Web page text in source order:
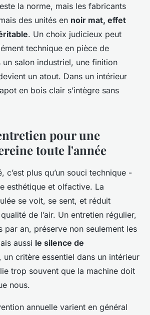
la norme, mais les fabricants
des unités en noir mat, effet
. Un choix judicieux peut
technique en pièce de
salon industriel, une finition
un atout. Dans un intérieur
en bois clair s’intègre sans
pour une
toute l'année
c’est plus qu’un souci technique -
esthétique et olfactive. La
se voit, se sent, et réduit
de l’air. Un entretien régulier,
par an, préserve non seulement les
aussi le silence de
, un critère essentiel dans un intérieur
trop souvent que la machine doit
nous.
annuelle varient en général